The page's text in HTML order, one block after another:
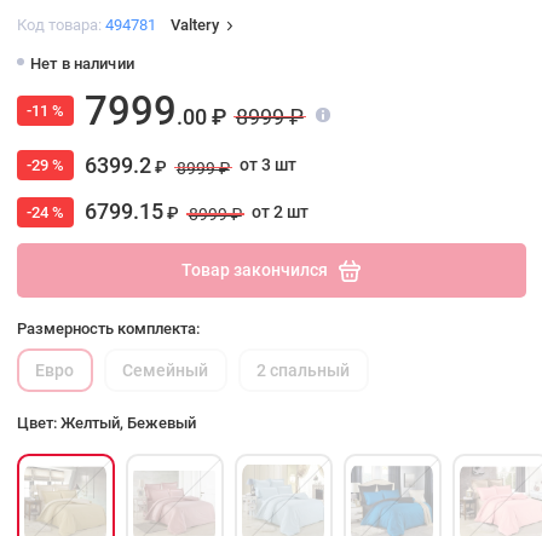
Код товара: 494781 Valtery
Нет в наличии
-11 % 7999.00 ₽ 8999 ₽
-29 % 6399.2₽ 8999 ₽ от 3 шт
-24 % 6799.15₽ 8999 ₽ от 2 шт
Товар закончился
Размерность комплекта:
Евро Семейный 2 спальный
Цвет: Желтый, Бежевый